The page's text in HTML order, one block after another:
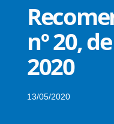
nº 20,
2020
13/05/2020